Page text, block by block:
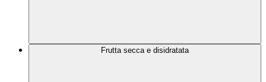
Frutta secca e disidratata